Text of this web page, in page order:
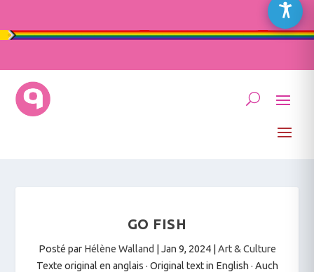
GO FISH
Posté par Hélène Walland Jan 9, 2024| Art & Culture
Texte original en anglais · Original text in English · Auch